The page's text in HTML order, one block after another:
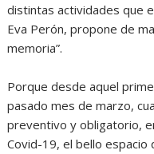
distintas actividades que
Eva Perón, propone de
memoria”.
Porque desde aquel
pasado mes de marzo,
preventivo y obligatorio,
Covid-19, el bello